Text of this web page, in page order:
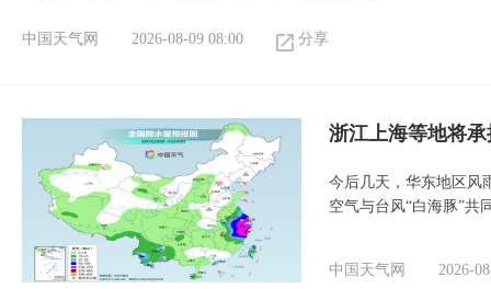
中国天气网 2026-08-09 08:00 分享
浙江上海等地将
今后几天，华东地区风
空气与台风“白海豚”共
中国天气网 2026-